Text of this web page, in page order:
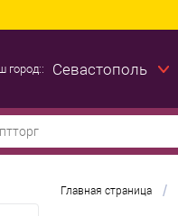
город:: Севастополь
Главная страница /